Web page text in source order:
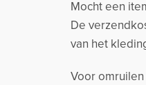
Mocht een
De
van het
Voor